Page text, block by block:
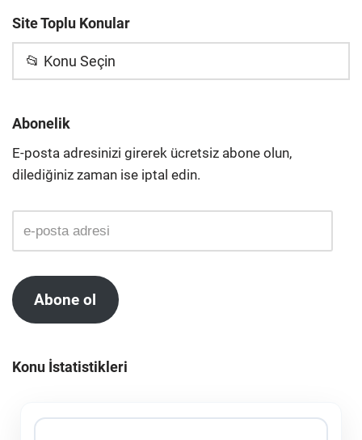
Site Toplu Konular
📂 Konu Seçin
Abonelik
E-posta adresinizi girerek ücretsiz abone olun,
dilediğiniz zaman ise iptal edin.
Abone ol
Konu İstatistikleri